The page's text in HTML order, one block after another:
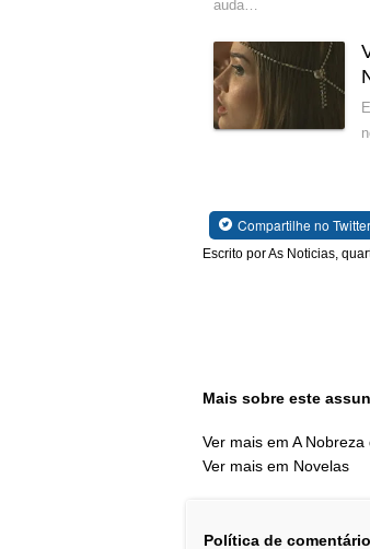
auda…
Compartilhe no Twitter
Escrito por As Noticias,
Mais sobre este
Ver mais em A Nobreza
Ver mais em Novelas
Política de